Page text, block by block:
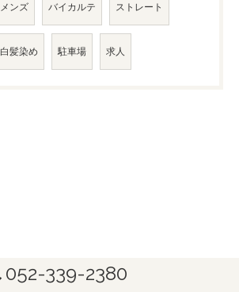
メンズ バイカルテ ストレート
白髪染め 駐車場 求人
052-339-2380